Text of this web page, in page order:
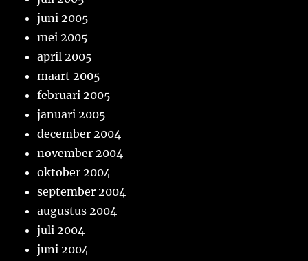
juni 2005
mei 2005
april 2005
maart 2005
februari 2005
januari 2005
december 2004
november 2004
oktober 2004
september 2004
augustus 2004
juli 2004
juni 2004